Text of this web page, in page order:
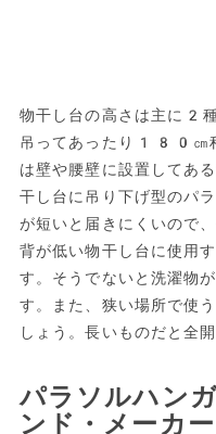
物干し台の高さは主に2
吊ってあったり180㎝
は壁や腰壁に設置してあ
干し台に吊り下げ型のパ
が短いと届きにくいので
背が低い物干し台に使用
す。そうでないと洗濯物
す。また、狭い場所で使
しょう。長いものだと全
パラソルハン
ンド・メーカ